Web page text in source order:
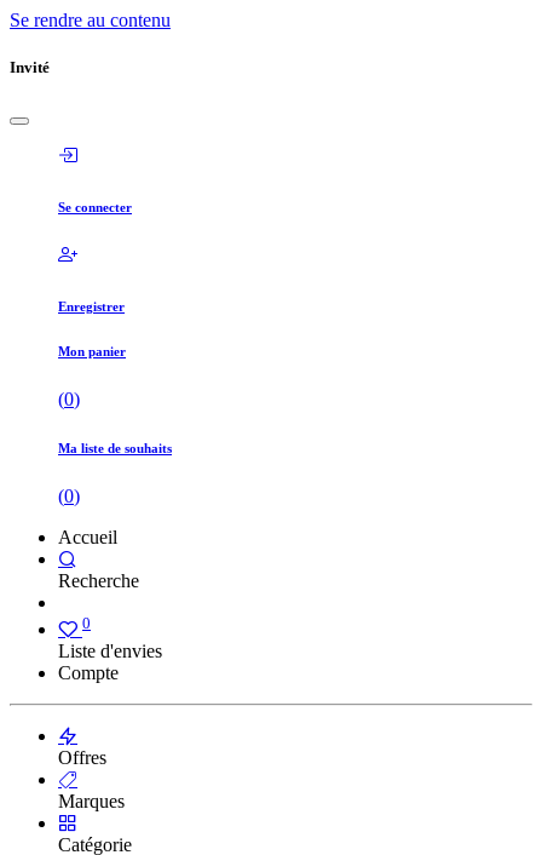
Se rendre au contenu
Invité
Se connecter
Enregistrer
Mon panier
(0)
Ma liste de souhaits
(0)
Accueil
Recherche
0
Liste d'envies
Compte
Offres
Marques
Catégorie